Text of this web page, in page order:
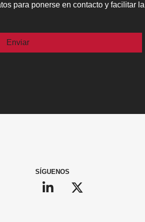
para ponerse en contacto y facilitar la
SÍGUENOS